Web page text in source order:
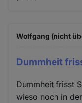
Wolfgang (nicht
Dummheit
Dummheit frisst
wieso noch in